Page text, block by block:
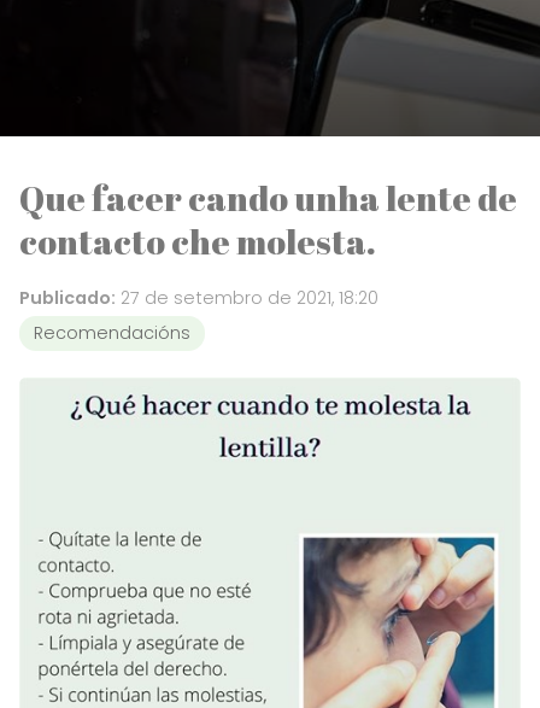
Que facer cando unha lente de
contacto che molesta.
Publicado: 27 de setembro de 2021, 18:20
Recomendacións